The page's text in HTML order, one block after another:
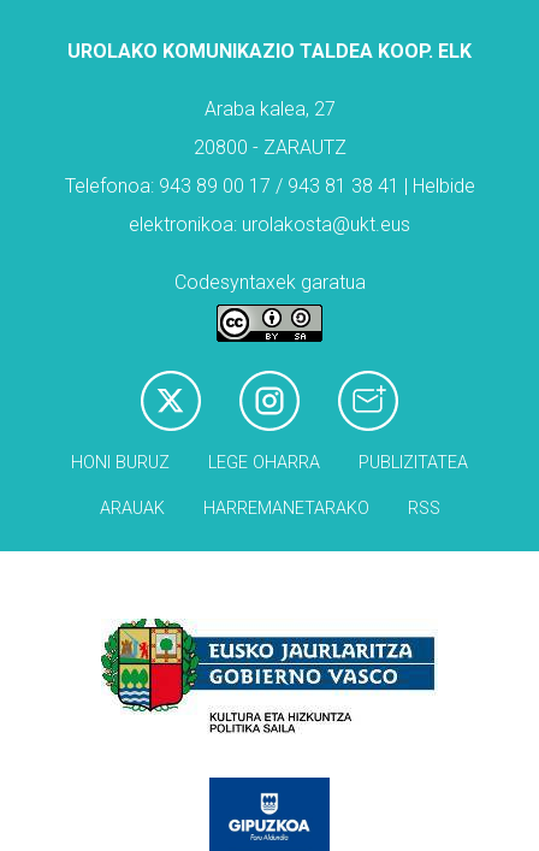
UROLAKO KOMUNIKAZIO TALDEA KOOP. ELK
Araba kalea, 27
20800 - ZARAUTZ
Telefonoa: 943 89 00 17 / 943 81 38 41 | Helbide
elektronikoa: urolakosta@ukt.eus
Codesyntaxek garatua
HONI BURUZ LEGE OHARRA PUBLIZITATEA
ARAUAK HARREMANETARAKO RSS